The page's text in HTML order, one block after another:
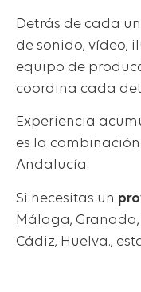
Detrás de cada
de sonido, vídeo,
equipo de
coordina cada
Experiencia
es la
Andalucía.
Si necesitas un
Málaga,
Cádiz, Huelva.,